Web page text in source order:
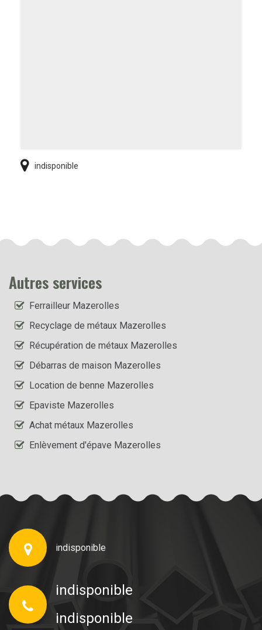
indisponible
Autres services
Ferrailleur Mazerolles
Recyclage de métaux Mazerolles
Récupération de métaux Mazerolles
Débarras de maison Mazerolles
Location de benne Mazerolles
Epaviste Mazerolles
Achat métaux Mazerolles
Enlèvement d'épave Mazerolles
indisponible
indisponible
indisponible